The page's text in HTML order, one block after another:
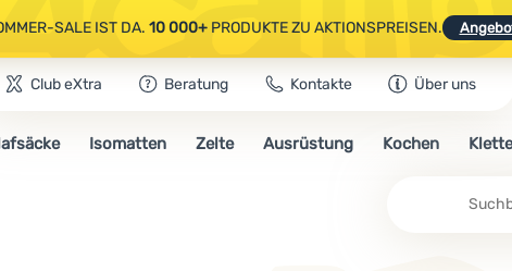
SALE IST DA. 10 000+PRODUKTE ZU AKTIONSPREISEN.
CAMPING- & WANDERAUSRÜSTUNG.CODEOUT10NUTZEN.
SALE IST DA.10 000+PRODUKTE ZU AKTIONSPREISEN.
Club eXtra Beratung Kontakte Über uns
Isomatten Zelte Ausrüstung Kochen